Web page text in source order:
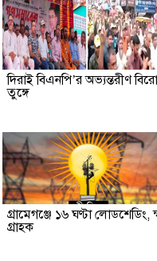
দিরাই বিএনপি’র অভ্যন্তরীণ
তুঙ্গে
গ্রামেগঞ্জে ১৬ ঘণ্টা লোডশেডিং,
গ্রাহক